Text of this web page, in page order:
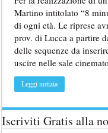
Martino intitolato “8
di ogni età. Le riprese
prov. di Lucca a partire
delle sequenze da
uscire nelle sale
Leggi notizia
Iscriviti Gratis alla